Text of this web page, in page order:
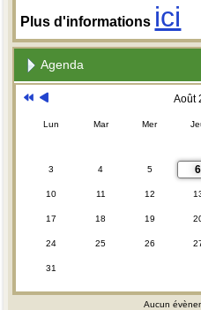
Plus d'informations ici
Agenda
Août
Lun Mar Mer
3 4 5 6
10 11 12
17 18 19
24 25 26
31
Aucun